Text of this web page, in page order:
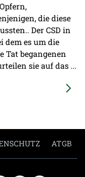
die diese
Der CSD in
dem es um die
Tat begangenen
sie auf das ...
ATGB